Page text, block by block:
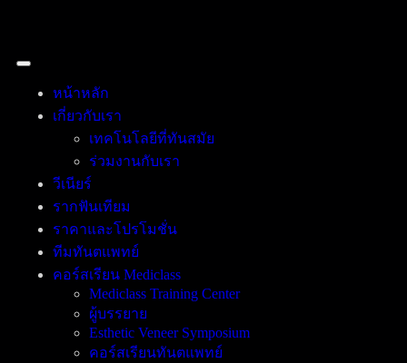
หน้าหลัก
เกี่ยวกับเรา
เทคโนโลยีที่ทันสมัย
ร่วมงานกับเรา
วีเนียร์
รากฟันเทียม
ราคาและโปรโมชั่น
ทีมทันตแพทย์
คอร์สเรียน Mediclass
Mediclass Training Center
ผู้บรรยาย
Esthetic Veneer Symposium
คอร์สเรียนทันตแพทย์